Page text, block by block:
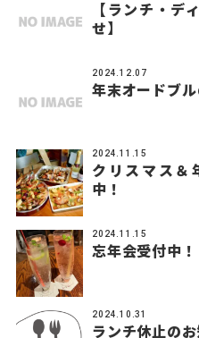
【ランチ・デ
せ】
2024.12.07
年末オードブ
2024.11.15
クリスマス＆
中！
2024.11.15
忘年会受付中！
2024.10.31
ランチ休止の